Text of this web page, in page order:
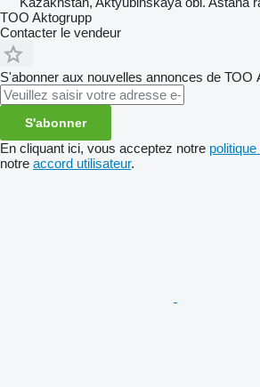
TOO Aktogrupp
Contacter le vendeur
S'abonner aux nouvelles annonces de ТОО
S'abonner
En cliquant ici, vous acceptez notre
notre accord utilisateur.